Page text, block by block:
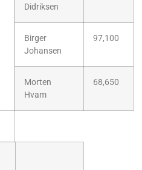
Didriksen
Birger
Johansen
97,100
Morten
Hvam
68,650